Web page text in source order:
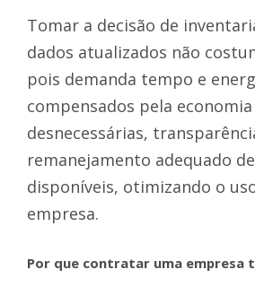
Tomar a decisão de
dados atualizados não
pois demanda tempo e
compensados pela
desnecessárias,
remanejamento adequado
disponíveis, otimizando o
empresa.
Por que contratar uma empresa